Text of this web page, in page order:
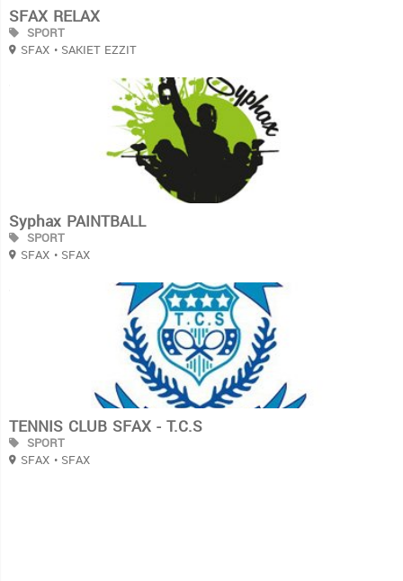
SFAX RELAX
SPORT
SFAX • SAKIET EZZIT
Syphax PAINTBALL
SPORT
SFAX • SFAX
TENNIS CLUB SFAX - T.C.S
SPORT
SFAX • SFAX